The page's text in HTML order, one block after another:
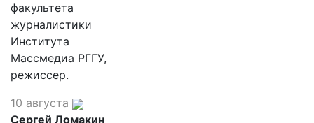
факультета
журналистики
Института
Массмедиа РГГУ,
режиссер.
10 августа
Сергей Ломакин